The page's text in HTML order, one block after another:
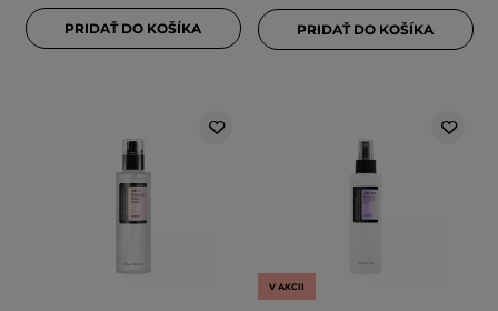
PRIDAŤ DO KOŠÍKA PRIDAŤ DO KOŠÍKA
V AKCII